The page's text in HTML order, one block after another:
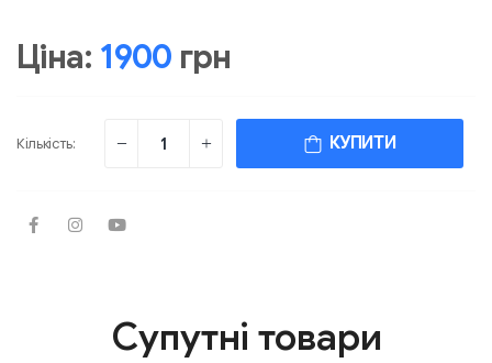
Ціна: 1900 грн
Кількість: КУПИТИ
Супутні товари